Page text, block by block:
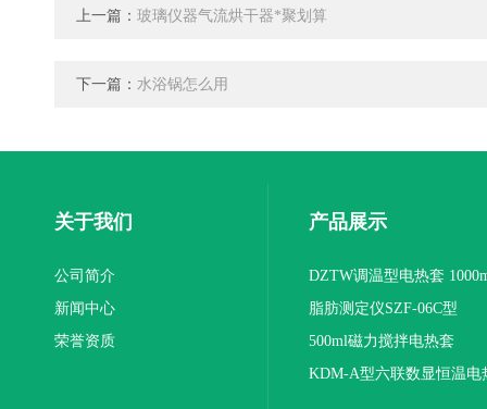
上一篇： 玻璃仪器气流烘干器*聚划算
下一篇： 水浴锅怎么用
关于我们
公司简介
新闻中心
荣誉资质
产品展示
DZTW调温型电热套
联
脂肪测定仪SZF-06C型
500ml磁力搅拌电热套
KDM-A型六联数显恒温电